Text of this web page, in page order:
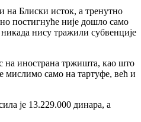
Блиски исток, а тренутно
постигнуће није дошло само
нису тражили субвенције
на инострана тржишта, као што
мислимо само на тартуфе, већ и
је 13.229.000 динара, а